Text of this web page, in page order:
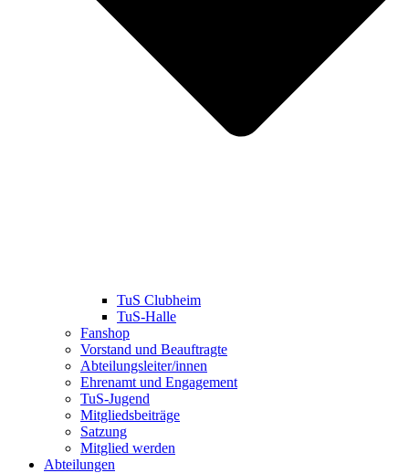
TuS Clubheim
TuS-Halle
Fanshop
Vorstand und Beauftragte
Abteilungsleiter/innen
Ehrenamt und Engagement
TuS-Jugend
Mitgliedsbeiträge
Satzung
Mitglied werden
Abteilungen